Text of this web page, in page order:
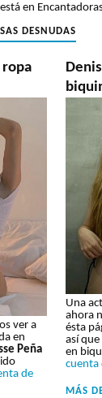
en
DESNUDAS
ropa
ver a
en
Peña
de
Una
ahora
ésta
así
en
cuenta
MÁS